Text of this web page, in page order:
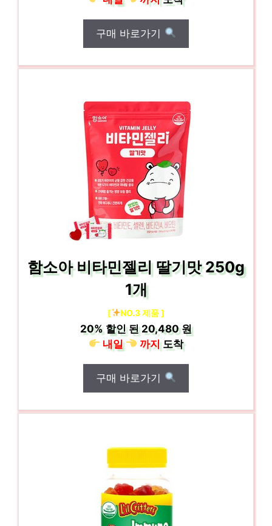
구매 바로가기
함소아 비타민젤리 딸기맛 250g
1개
[ NO.3 제품 ]
20% 할인 된20,480 원
내일
까지도착
구매 바로가기